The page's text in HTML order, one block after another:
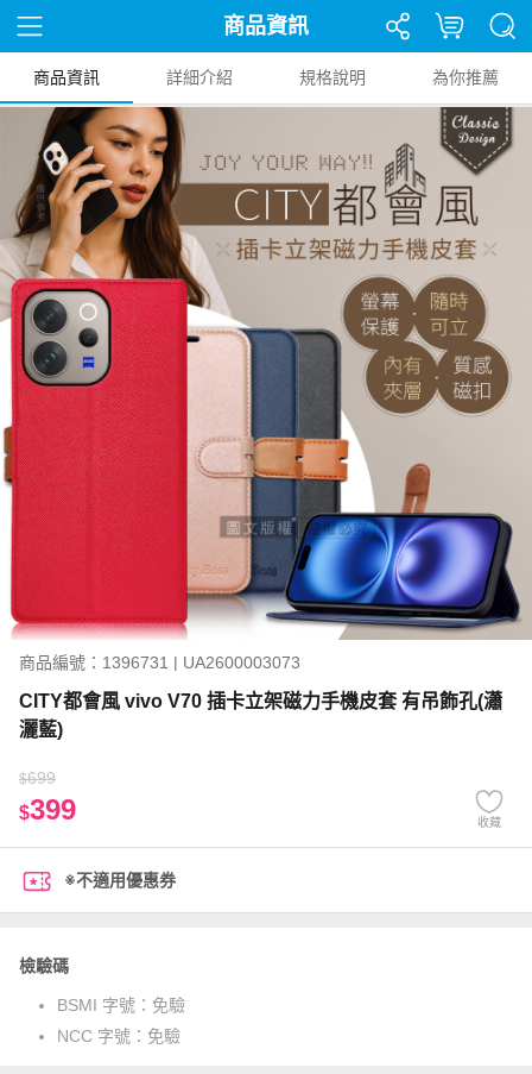
商品資訊
商品資訊 詳細介紹 規格說明 為你推薦
商品編號：1396731 | UA2600003073
CITY都會風 vivo V70 插卡立架磁力手機皮套 有吊飾孔(瀟
灑藍)
$699
$399 收藏
※不適用優惠券
檢驗碼
BSMI 字號： 免驗
NCC 字號： 免驗